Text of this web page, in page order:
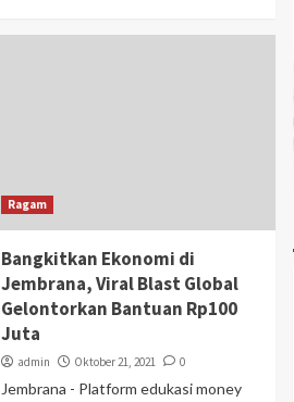
Ragam
Bangkitkan Ekonomi di
Jembrana, Viral Blast Global
Gelontorkan Bantuan Rp100
Juta
admin Oktober 21, 2021 0
Jembrana - Platform edukasi money